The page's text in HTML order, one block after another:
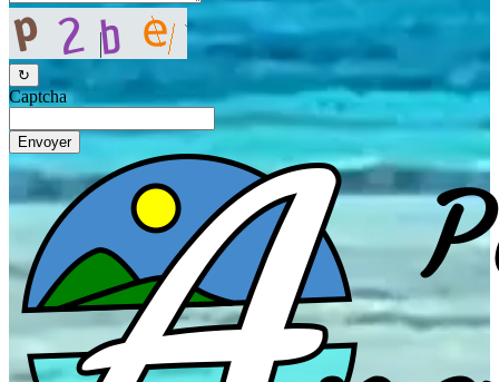
↻
Captcha
Envoyer